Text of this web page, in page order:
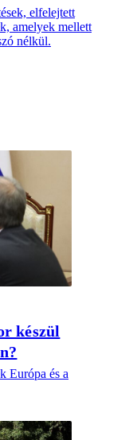
elfelejtett
amelyek mellett
nélkül.
készül
Európa és a